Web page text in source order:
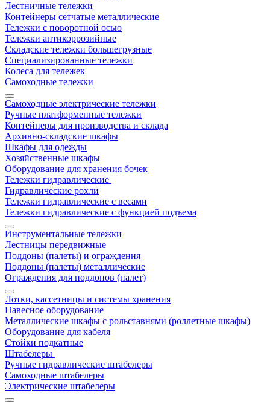
Лестничные тележки
Контейнеры сетчатые металлические
Тележки с поворотной осью
Тележки антикоррозийные
Складские тележки большегрузные
Специализированные тележки
Колеса для тележек
Самоходные тележки
Самоходные электрические тележки
Ручные платформенные тележки
Контейнеры для производства и склада
Архивно-складские шкафы
Шкафы для одежды
Хозяйственные шкафы
Оборудование для хранения бочек
Тележки гидравлические
Гидравлические рохли
Тележки гидравлические с весами
Тележки гидравлические с функцией подъема
Инструментальные тележки
Лестницы передвижные
Поддоны (палеты) и ограждения
Поддоны (палеты) металлические
Ограждения для поддонов (палет)
Лотки, кассетницы и системы хранения
Навесное оборудование
Металлические шкафы с рольставнями (роллетные шкафы)
Оборудование для кабеля
Стойки подкатные
Штабелеры
Ручные гидравлические штабелеры
Самоходные штабелеры
Электрические штабелеры